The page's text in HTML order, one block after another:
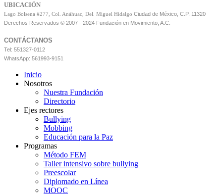
UBICACIÓN
Lago Bolsena #277, Col. Anáhuac, Del. Miguel Hidalgo Ciudad de México, C.P. 11320
Derechos Reservados © 2007 - 2024 Fundación en Movimiento, A.C.
CONTÁCTANOS
Tel: 551327-0112
WhatsApp: 561993-9151
Inicio
Nosotros
Nuestra Fundación
Directorio
Ejes rectores
Bullying
Mobbing
Educación para la Paz
Programas
Método FEM
Taller intensivo sobre bullying
Preescolar
Diplomado en Línea
MOOC